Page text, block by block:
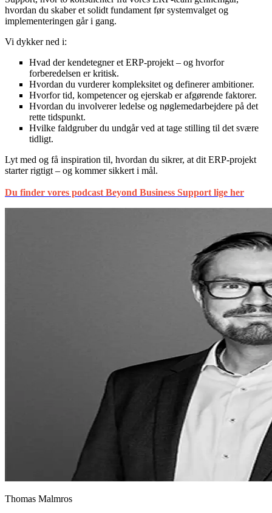
hvordan du skaber et solidt fundament før systemvalget og
implementeringen går i gang.
Vi dykker ned i:
Hvad der kendetegner et ERP-projekt – og hvorfor
forberedelsen er kritisk.
Hvordan du vurderer kompleksitet og definerer ambitioner.
Hvorfor tid, kompetencer og ejerskab er afgørende faktorer.
Hvordan du involverer ledelse og nøglemedarbejdere på det
rette tidspunkt.
Hvilke faldgruber du undgår ved at tage stilling til det svære
tidligt.
Lyt med og få inspiration til, hvordan du sikrer, at dit ERP-projekt
starter rigtigt – og kommer sikkert i mål.
Du finder vores podcast Beyond Business Support lige her
Thomas Malmros